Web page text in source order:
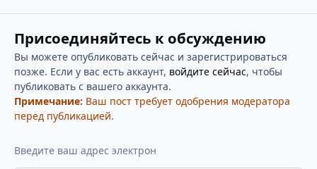
Присоединяйтесь к обсуждению
Вы можете опубликовать сейчас и зарегистрироваться
позже. Если у вас есть аккаунт, войдите сейчас, чтобы
публиковать с вашего аккаунта.
Примечание: Ваш пост требует одобрения модератора
перед публикацией.